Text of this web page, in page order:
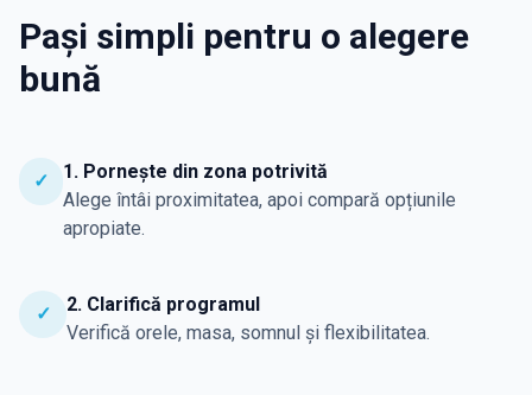
Pași simpli pentru o alegere
bună
✓
1. Pornește din zona potrivită
Alege întâi proximitatea, apoi compară opțiunile
apropiate.
✓
2. Clarifică programul
Verifică orele, masa, somnul și flexibilitatea.